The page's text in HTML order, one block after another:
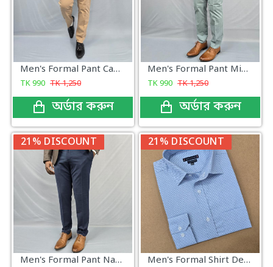
Men's Formal Pant Camel Brown
TK990 TK1,250
অর্ডার করুন
Men's Formal Pant Mint Green
TK990 TK1,250
অর্ডার করুন
21% DISCOUNT
Men's Formal Pant Navy New
21% DISCOUNT
Men's Formal Shirt Design Fabrics Classic